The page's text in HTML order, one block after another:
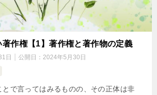
作権【1】著作権と著作物の定義
日 公開日： 2024年5月30日
とで言ってはみるものの、その正体は非